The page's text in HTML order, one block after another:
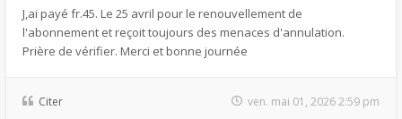
J,ai payé fr.45. Le 25 avril pour le renouvellement de
l'abonnement et reçoit toujours des menaces d'annulation.
Prière de vérifier. Merci et bonne journée
Citer ven. mai 01, 2026 2:59 pm